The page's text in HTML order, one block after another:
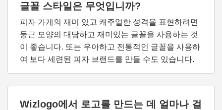
글꼴 스타일은 무엇입니까?
피자 가게의 재미 있고 캐주얼한 성격을 표현하려면
둥근 모양의 대담하고 재미있는 글꼴을 사용하는 것
이 좋습니다. 또는 우아하고 전통적인 글꼴을 사용하
여 보다 세련된 피자 브랜드를 만들 수도 있습니다.
Wizlogo에서 로고를 만드는 데 얼마나 걸